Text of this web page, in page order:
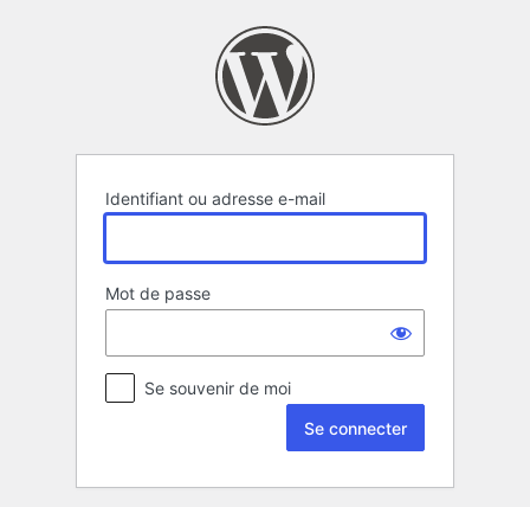
Identifiant ou adresse e-mail
Mot de passe
Se souvenir de moi